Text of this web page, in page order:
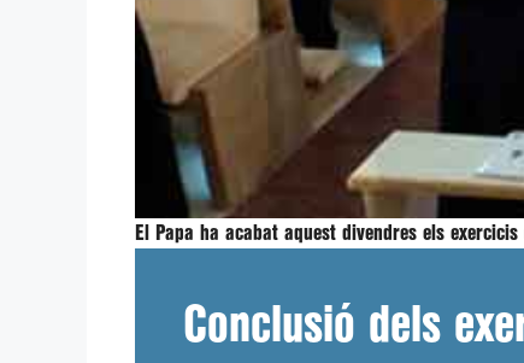
El Papa ha acabat aquest divendres els
Conclusió dels